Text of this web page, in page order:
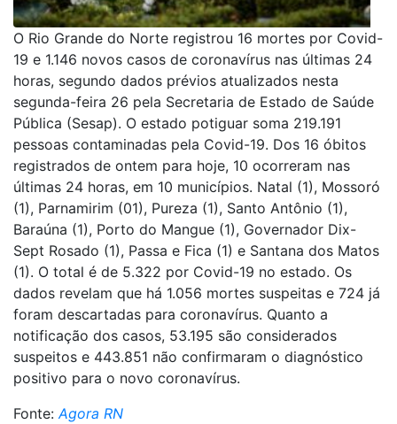
O Rio Grande do Norte registrou 16 mortes por Covid-
19 e 1.146 novos casos de coronavírus nas últimas 24
horas, segundo dados prévios atualizados nesta
segunda-feira 26 pela Secretaria de Estado de Saúde
Pública (Sesap). O estado potiguar soma 219.191
pessoas contaminadas pela Covid-19. Dos 16 óbitos
registrados de ontem para hoje, 10 ocorreram nas
últimas 24 horas, em 10 municípios. Natal (1), Mossoró
(1), Parnamirim (01), Pureza (1), Santo Antônio (1),
Baraúna (1), Porto do Mangue (1), Governador Dix-
Sept Rosado (1), Passa e Fica (1) e Santana dos Matos
(1). O total é de 5.322 por Covid-19 no estado. Os
dados revelam que há 1.056 mortes suspeitas e 724 já
foram descartadas para coronavírus. Quanto a
notificação dos casos, 53.195 são considerados
suspeitos e 443.851 não confirmaram o diagnóstico
positivo para o novo coronavírus.
Fonte:Agora RN